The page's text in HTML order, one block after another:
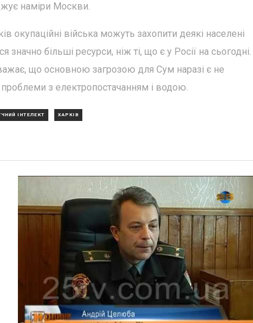
наміри Москви.
окупаційні війська можуть захопити деякі населені
значно більші ресурси, ніж ті, що є у Росії на сьогодні.
що основною загрозою для Сум наразі є не
з електропостачанням і водою.
ІНТЕЛЕКТ ХАРКІВ